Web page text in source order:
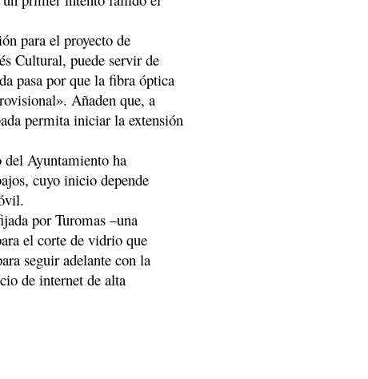
para el proyecto de
Cultural, puede servir de
pasa por que la fibra óptica
Añaden que, a
permita iniciar la extensión
Ayuntamiento ha
cuyo inicio depende
por Turomas –una
el corte de vidrio que
seguir adelante con la
de internet de alta